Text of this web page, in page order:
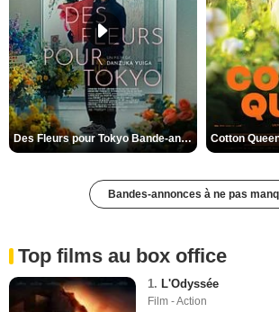
Des Fleurs pour Tokyo Bande-annonce VO STFR
Bandes-annonces à ne pas
Top films au box office
1. L'Odyssée
Film - Action